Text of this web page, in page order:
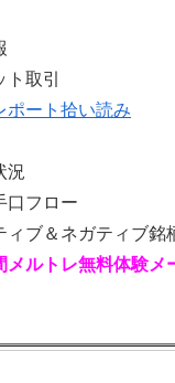
取引
ポート拾い読み
況
口フロー
ィブ＆ネガティブ銘
メルトレ無料体験メ